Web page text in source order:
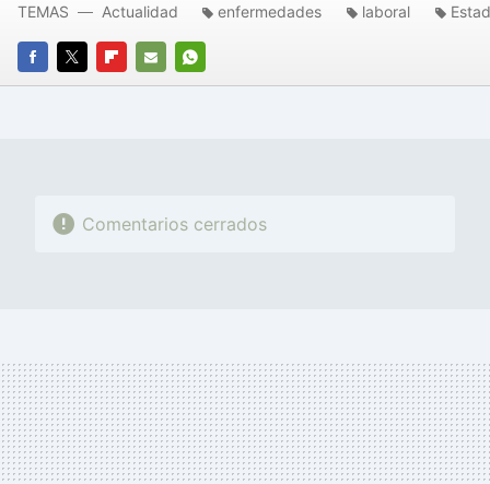
FACEBOOK
TWITTERFLIPBOARD
E-
WHATSAPP
TEMAS Actualidad enfermedades laboral
Comentarios cerrados